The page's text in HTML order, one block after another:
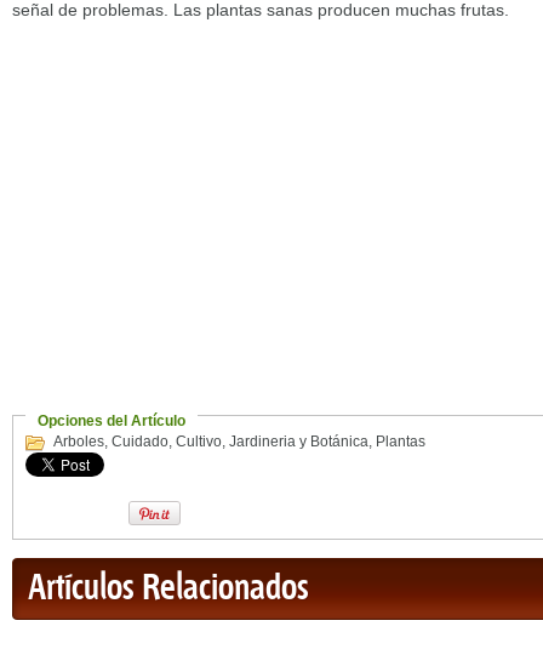
señal de problemas. Las plantas sanas producen muchas frutas.
Opciones del Artículo
Arboles, Cuidado, Cultivo, Jardineria y Botánica, Plantas
Artículos Relacionados